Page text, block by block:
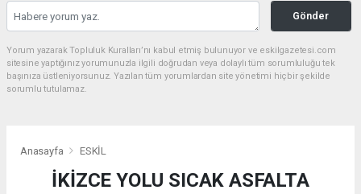
Gönder
Yorum yazarak Topluluk Kuralları’nı kabul etmiş bulunuyor ve eskilgazetesi.com
sitesine yaptığınız yorumunuzla ilgili doğrudan veya dolaylı tüm sorumluluğu tek
başınıza üstleniyorsunuz. Yazılan tüm yorumlardan site yönetimi hiçbir şekilde
sorumlu tutulamaz.
Anasayfa ESKİL
İKİZCE YOLU SICAK ASFALTA